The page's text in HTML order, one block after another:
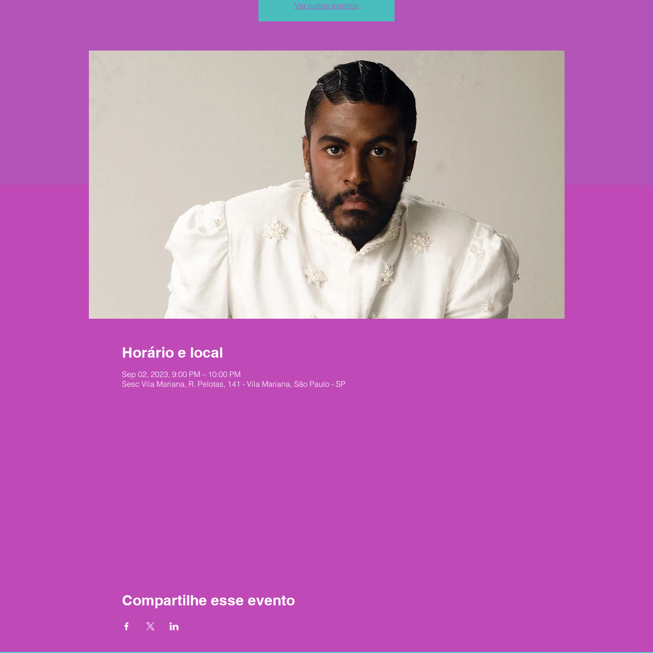
Ver outros eventos
Horário e local
Sep 02, 2023, 9:00 PM – 10:00 PM
Sesc Vila Mariana, R. Pelotas, 141 - Vila Mariana, São Paulo - SP
Compartilhe esse evento